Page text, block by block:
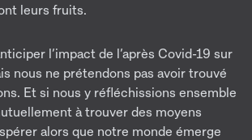
leurs fruits.
l’impact de l’après Covid-19 sur
nous ne prétendons pas avoir trouvé
Et si nous y réfléchissions ensemble
à trouver des moyens
alors que notre monde émerge